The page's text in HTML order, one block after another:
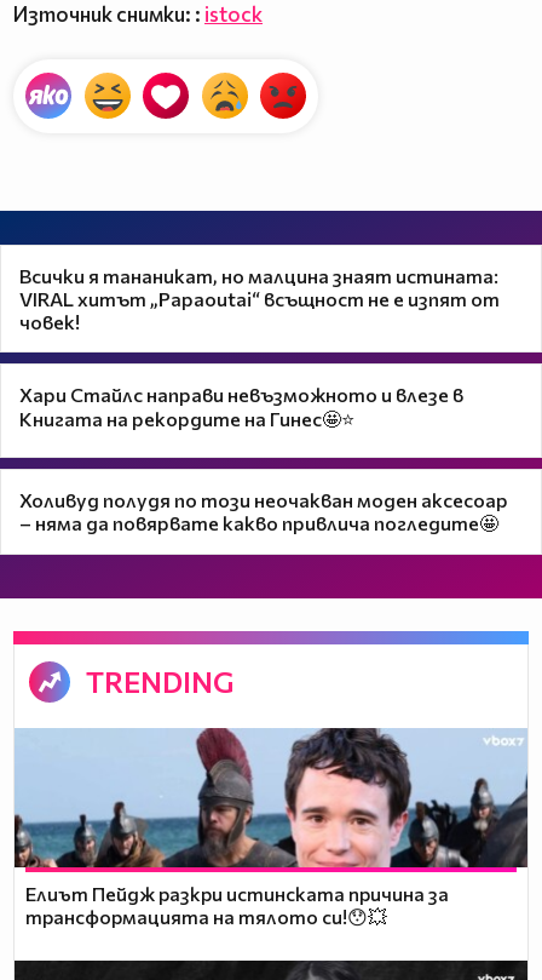
Източник снимки: : istock
Всички я тананикат, но малцина знаят истината:
VIRAL хитът „Papaoutai“ всъщност не е изпят от
човек!
Хари Стайлс направи невъзможното и влезе в
Книгата на рекордите на Гинес🤩⭐
Холивуд полудя по този неочакван моден аксесоар
– няма да повярвате какво привлича погледите🤩
TRENDING
Елиът Пейдж разкри истинската причина за
трансформацията на тялото си!😯💥